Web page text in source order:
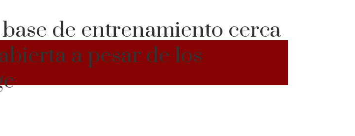
de entrenamiento cerca
a pesar de los